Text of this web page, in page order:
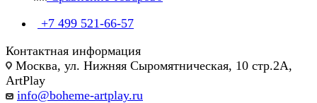
+7 499 521-66-57
Контактная информация
Москва, ул. Нижняя Сыромятническая, 10 стр.2А,
ArtPlay
info@boheme-artplay.ru